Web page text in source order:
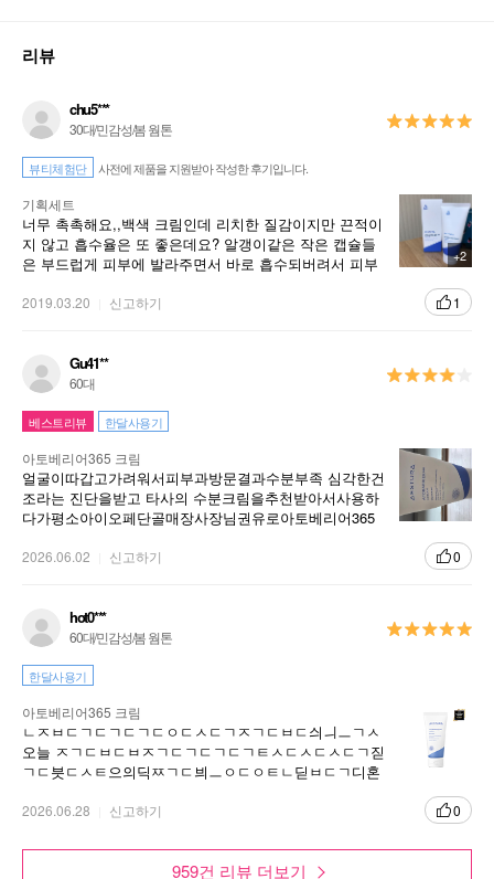
리뷰
chu5***
30대/민감성/봄 웜톤
뷰티체험단 사전에 제품을 지원받아 작성한 후기입니다.
+2
기획세트
너무 촉촉해요,,백색 크림인데 리치한 질감이지만 끈적이
지 않고 흡수율은 또 좋은데요? 알갱이같은 작은 캡슐들
은 부드럽게 피부에 발라주면서 바로 흡수되버려서 피부
림을 섞어서 바른 느낌이랄까요,,,,손등에 광이,,,ㅋㅋㅋ굿
2019.03.20 신고하기 1
Gu41**
60대
베스트리뷰 한달사용기
아토베리어365 크림
얼굴이따갑고가려워서피부과방문결과수분부족 심각한건
조라는 진단을받고 타사의 수분크림을추천받아서사용하
다가평소아이오페단골매장사장님권유로아토베리어365
에게는눈시림이 있네요 그래서 조금씩만사용합니다
2026.06.02 신고하기 0
hot0***
60대/민감성/봄 웜톤
한달사용기
아토베리어365 크림
ㄴㅈㅂㄷㄱㄷㄱㄷㄱㄷㅇㄷㅅㄷㄱㅈㄱㄷㅂㄷ싀ㅢㅡㄱㅅ
오늘 ㅈㄱㄷㅂㄷㅂㅈㄱㄷㄱㄷㄱㄷㄱㅌㅅㄷㅅㄷㅅㄷㄱ짇
ㄱㄷ븟ㄷㅅㅌ으의딕ㅉㄱㄷ븨ㅡㅇㄷㅇㅌㄴ딛ㅂㄷㄱ디혼
2026.06.28 신고하기 0
959건 리뷰 더보기